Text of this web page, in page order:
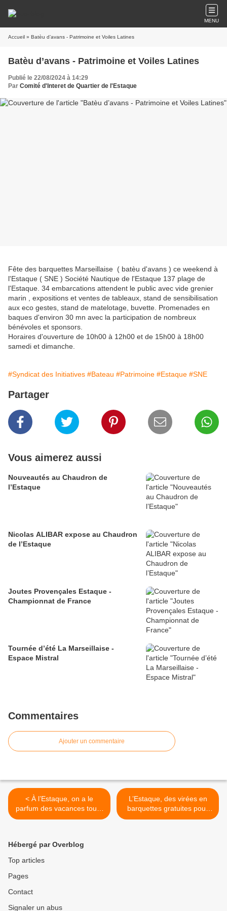
MENU
Accueil » Batèu d’avans - Patrimoine et Voiles Latines
Batèu d’avans - Patrimoine et Voiles Latines
Publié le 22/08/2024 à 14:29
Par Comité d'Interet de Quartier de l'Estaque
Fête des barquettes Marseillaise ( batèu d'avans ) ce weekend à
l'Estaque ( SNE ) Société Nautique de l'Estaque 137 plage de
l'Estaque. 34 embarcations attendent le public avec vide grenier
marin , expositions et ventes de tableaux, stand de sensibilisation
aux eco gestes, stand de matelotage, buvette. Promenades en
baques d'environ 30 mn avec la participation de nombreux
bénévoles et sponsors.
Horaires d'ouverture de 10h00 à 12h00 et de 15h00 à 18h00
samedi et dimanche.
#Syndicat des Initiatives #Bateau #Patrimoine #Estaque #SNE
Partager
Vous aimerez aussi
Nouveautés au Chaudron de
l’Estaque
Nicolas ALIBAR expose au Chaudron
de l’Estaque
Joutes Provençales Estaque -
Championnat de France
Tournée d’été La Marseillaise -
Espace Mistral
Commentaires
Ajouter un commentaire
< À l’Estaque, on a le
parfum des vacances toute
l’année
L’Estaque, des virées en
barquettes gratuites pour
tous >
Hébergé par Overblog
Top articles
Pages
Contact
Signaler un abus